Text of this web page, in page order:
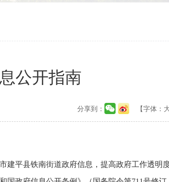
公开指南
【字体：
分享到：
建平县铁南街道政府信息，提高政府工作透明